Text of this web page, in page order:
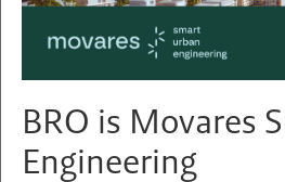
BRO is Movares
Engineering